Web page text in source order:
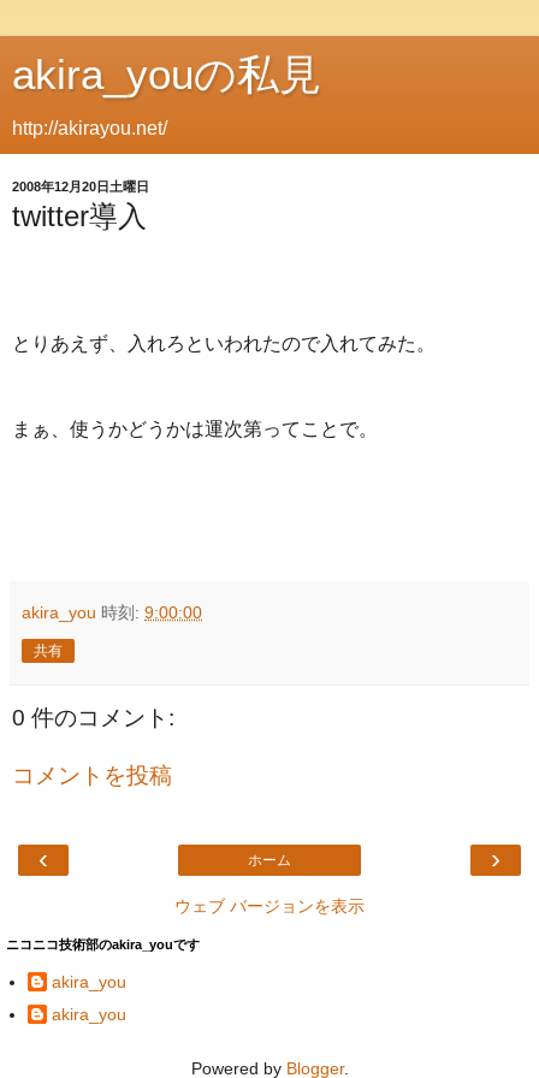
akira_youの私見
http://akirayou.net/
2008年12月20日土曜日
twitter導入
とりあえず、入れろといわれたので入れてみた。
まぁ、使うかどうかは運次第ってことで。
akira_you 時刻: 9:00:00
共有
0 件のコメント:
コメントを投稿
‹ ›
ホーム
ウェブ バージョンを表示
ニコニコ技術部のakira_youです
akira_you
akira_you
Powered by Blogger.